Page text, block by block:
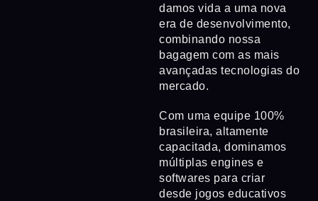
damos vida a uma nova
era de desenvolvimento,
combinando nossa
bagagem com as mais
avançadas tecnologias do
mercado.
Com uma equipe 100%
brasileira, altamente
capacitada, dominamos
múltiplas engines e
softwares para criar
desde jogos educativos